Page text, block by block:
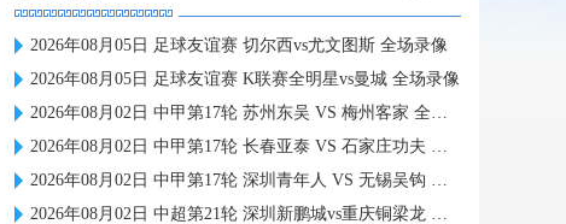
2026年08月05日 足球友谊赛 切尔西vs尤文图斯 全场录像
2026年08月05日 足球友谊赛 K联赛全明星vs曼城 全场录像
2026年08月02日 中甲第17轮 苏州东吴 VS 梅州客家 全场录像
2026年08月02日 中甲第17轮 长春亚泰 VS 石家庄功夫 全场录像
2026年08月02日 中甲第17轮 深圳青年人 VS 无锡吴钩 全场录像
2026年08月02日 中超第21轮 深圳新鹏城vs重庆铜梁龙 全场录像